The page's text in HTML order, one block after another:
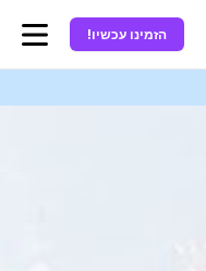
הזמינו עכשיו!